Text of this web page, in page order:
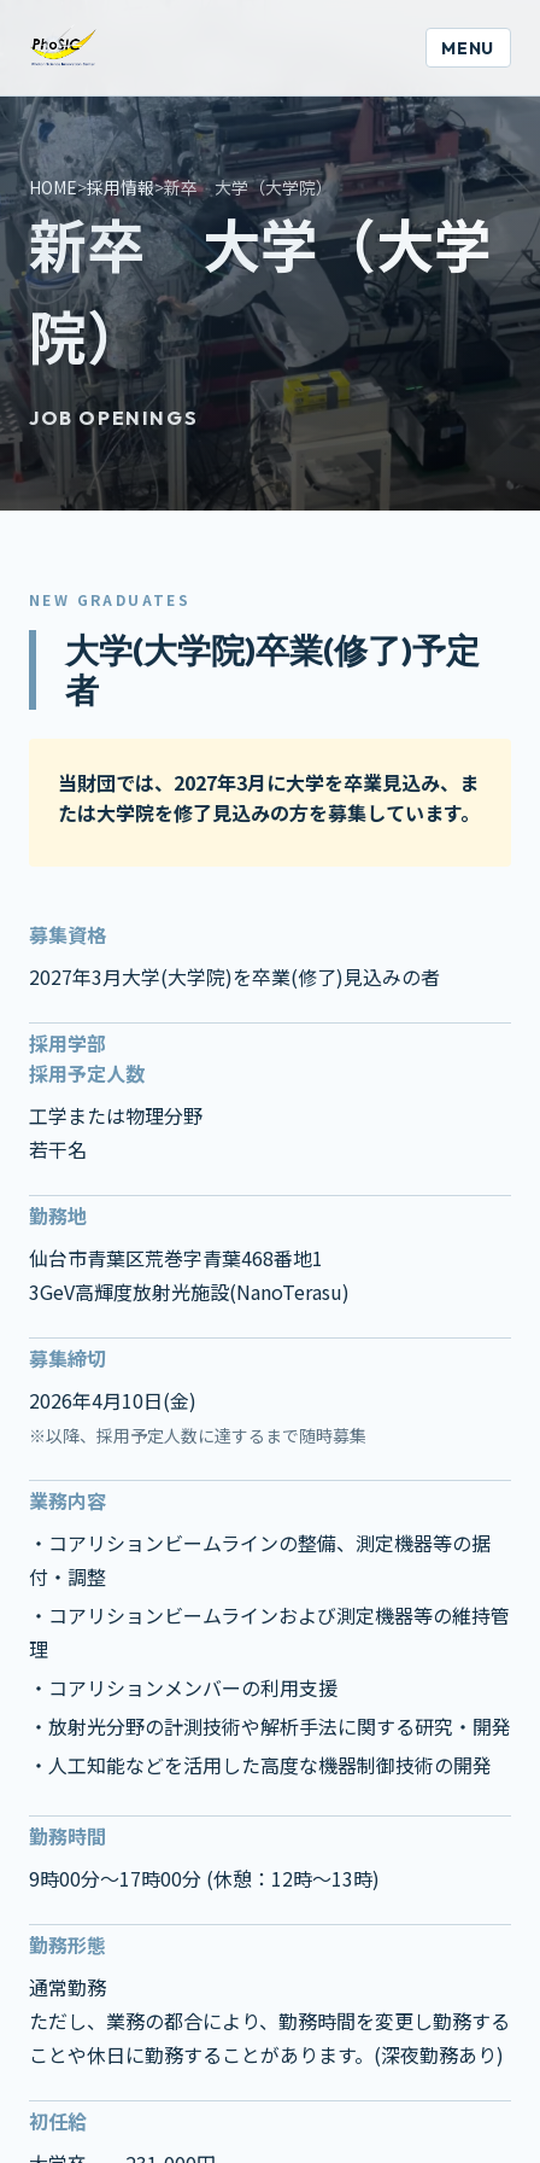
MENU
HOME>採用情報>新卒 大学（大学院）
新卒 大学（大学
院）
JOB OPENINGS
NEW GRADUATES
大学(大学院)卒業(修了)予定
者
当財団では、2027年3月に大学を卒業見込み、ま
たは大学院を修了見込みの方を募集しています。
募集資格
2027年3月大学(大学院)を卒業(修了)見込みの者
採用学部
採用予定人数
工学または物理分野
若干名
勤務地
仙台市青葉区荒巻字青葉468番地1
3GeV高輝度放射光施設(NanoTerasu)
募集締切
2026年4月10日(金)
※以降、採用予定人数に達するまで随時募集
業務内容
・コアリションビームラインの整備、測定機器等の据
付・調整
・コアリションビームラインおよび測定機器等の維持管
理
・コアリションメンバーの利用支援
・放射光分野の計測技術や解析手法に関する研究・開発
・人工知能などを活用した高度な機器制御技術の開発
勤務時間
9時00分～17時00分 (休憩：12時～13時)
勤務形態
通常勤務
ただし、業務の都合により、勤務時間を変更し勤務する
ことや休日に勤務することがあります。(深夜勤務あり)
初任給